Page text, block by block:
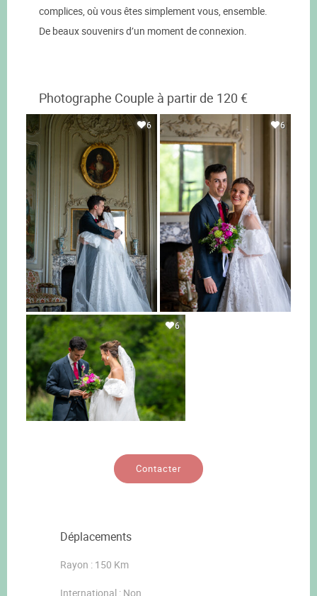
complices, où vous êtes simplement vous, ensemble.
De beaux souvenirs d’un moment de connexion.
Photographe Couple à partir de 120 €
6 6
6
Contacter
Déplacements
Rayon : 150 Km
International : Non